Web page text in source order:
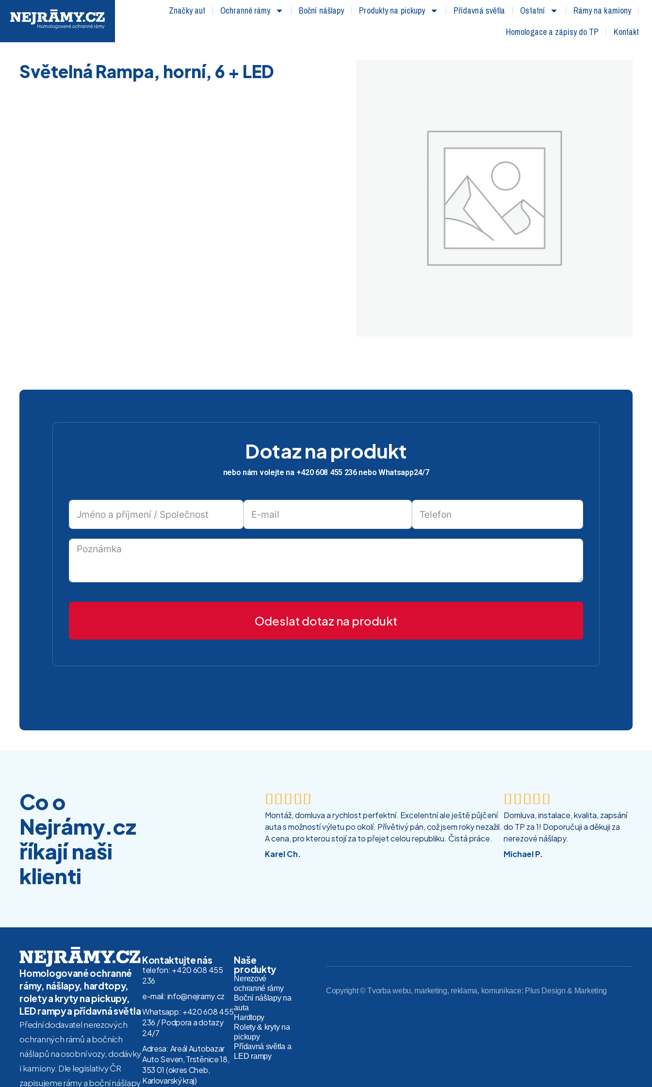
Značky aut Ochranné rámy Boční nášlapy Produkty na pickupy Přídavná světla Ostatní
Rámy na kamiony
Homologace a zápisy do TP
Kontakt
Světelná Rampa, horní, 6 + LED
Dotaz na produkt
nebo nám volejte na +420 608 455 236 nebo Whatsapp24/7
Odeslat dotaz na produkt
Co o
Nejrámy.cz
říkají naši
klienti

Montáž, domluva a rychlost perfektní. Excelentní ale ještě půjčení
auta s možností výletu po okolí. Přívětivý pán, což jsem roky nezažil.
A cena, pro kterou stojí za to přejet celou republiku. Čistá práce.
Karel Ch.

Domluva, instalace, kvalita, zapsání
do TP za 1! Doporučuji a děkuji za
nerezové nášlapy.
Michael P.
Homologované ochranné
rámy, nášlapy, hardtopy,
rolety a kryty na pickupy,
LED rampy a přídavná světla
Přední dodavatel nerezových
ochranných rámů a bočních
nášlapů na osobní vozy, dodávky
i kamiony. Dle legislativy ČR
zapisujeme rámy a boční nášlapy
Kontaktujte nás
telefon: +420 608 455
236
e-mail: info@nejramy.cz
Whatsapp: +420 608 455
236 / Podpora a dotazy
24/7
Adresa: Areál Autobazar
Auto Seven, Trstěnice 18,
353 01 (okres Cheb,
Karlovarský kraj)
Naše
produkty
Nerezové
ochranné rámy
Boční nášlapy na
auta
Hardtopy
Rolety & kryty na
pickupy
Přídavná světla a
LED rampy
Copyright © Tvorba webu, marketing, reklama, komunikace: Plus Design & Marketing